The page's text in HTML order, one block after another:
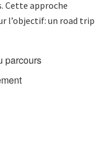
Cette approche
l’objectif: un road trip
parcours